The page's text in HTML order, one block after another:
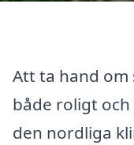
Att ta hand om
både roligt
den nordliga